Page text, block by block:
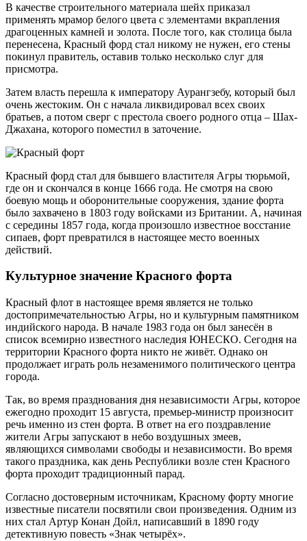
В качестве строительного материала шейх приказал
применять мрамор белого цвета с элементами вкрапления
драгоценных камней и золота. После того, как столица была
перенесена, Красный форд стал никому не нужен, его стены
покинул правитель, оставив только несколько слуг для
присмотра.
Затем власть перешла к императору Аурангзебу, который был
очень жестоким. Он с начала ликвидировал всех своих
братьев, а потом сверг с престола своего родного отца – Шах-
Джахана, которого поместил в заточение.
Красный форд стал для бывшего властителя Агры тюрьмой,
где он и скончался в конце 1666 года. Не смотря на свою
боевую мощь и оборонительные сооружения, здание форта
было захвачено в 1803 году войсками из Британии. А, начиная
с середины 1857 года, когда произошло известное восстание
сипаев, форт превратился в настоящее место военных
действий.
Культурное значение Красного форта
Красный флот в настоящее время является не только
достопримечательностью Агры, но и культурным памятником
индийского народа. В начале 1983 года он был занесён в
список всемирно известного наследия ЮНЕСКО. Сегодня на
территории Красного форта никто не живёт. Однако он
продолжает играть роль незаменимого политического центра
города.
Так, во время празднования дня независимости Агры, которое
ежегодно проходит 15 августа, премьер-министр произносит
речь именно из стен форта. В ответ на его поздравление
жители Агры запускают в небо воздушных змеев,
являющихся символами свободы и независимости. Во время
такого праздника, как день Республики возле стен Красного
форта проходит традиционный парад.
Согласно достоверным источникам, Красному форту многие
известные писатели посвятили свои произведения. Одним из
них стал Артур Конан Дойл, написавший в 1890 году
детективную повесть «Знак четырёх».